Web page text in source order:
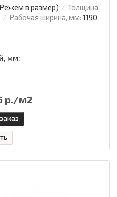
в размер)
Толщина
Рабочая ширина, мм: 1190
мм:
р./м2